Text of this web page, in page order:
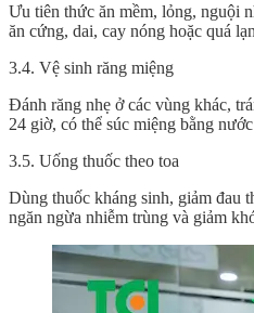
Ưu tiên thức ăn mềm, lỏng, nguội
ăn cứng, dai, cay nóng hoặc quá
3.4. Vệ sinh răng miệng
Đánh răng nhẹ ở các vùng khác,
24 giờ, có thể súc miệng bằng
3.5. Uống thuốc theo toa
Dùng thuốc kháng sinh, giảm đau
ngăn ngừa nhiễm trùng và giảm